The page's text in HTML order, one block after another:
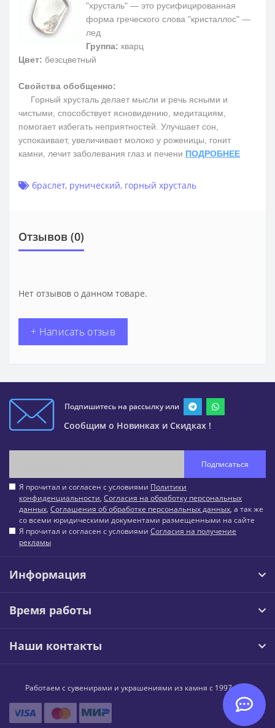
"хрусталь" — это русифицированная
форма греческого слова "кристаллос" —
лед
Группа: кварц
Цвет: безсцветный
Свойства обобщенно:
Горный хрусталь делает мысли и речь ясными и
чистыми, способствует ясновидению, медитациям,
помогает избегать неприятностей. Улучшает сон,
успокаивает, увеличивает молоко у роженицы, гонит
камни, лечит заболевания глаз и печени ПОДРОБНЕЕ
браслет, рунический, горный хрусталь
Отзывов (0)
Нет отзывов о данном товаре.
+ Написать отзыв
Подпишитесь на рассылку или
Сообщим о Новинках и Скидках !
Подписаться
Я прочитал и согласен с условиями Политики
конфиденциальности, Согласия на обработку персональных
данных, Соглашения об обработке персональных данных, а так же
со всеми юридическими документами размещенными на сайте
Я прочитал и согласен с условиями Согласия на получение
рекламы
Информация
Время работы
Наши контакты
Работаем с сувенирами и украшениями из камня с 1997 года